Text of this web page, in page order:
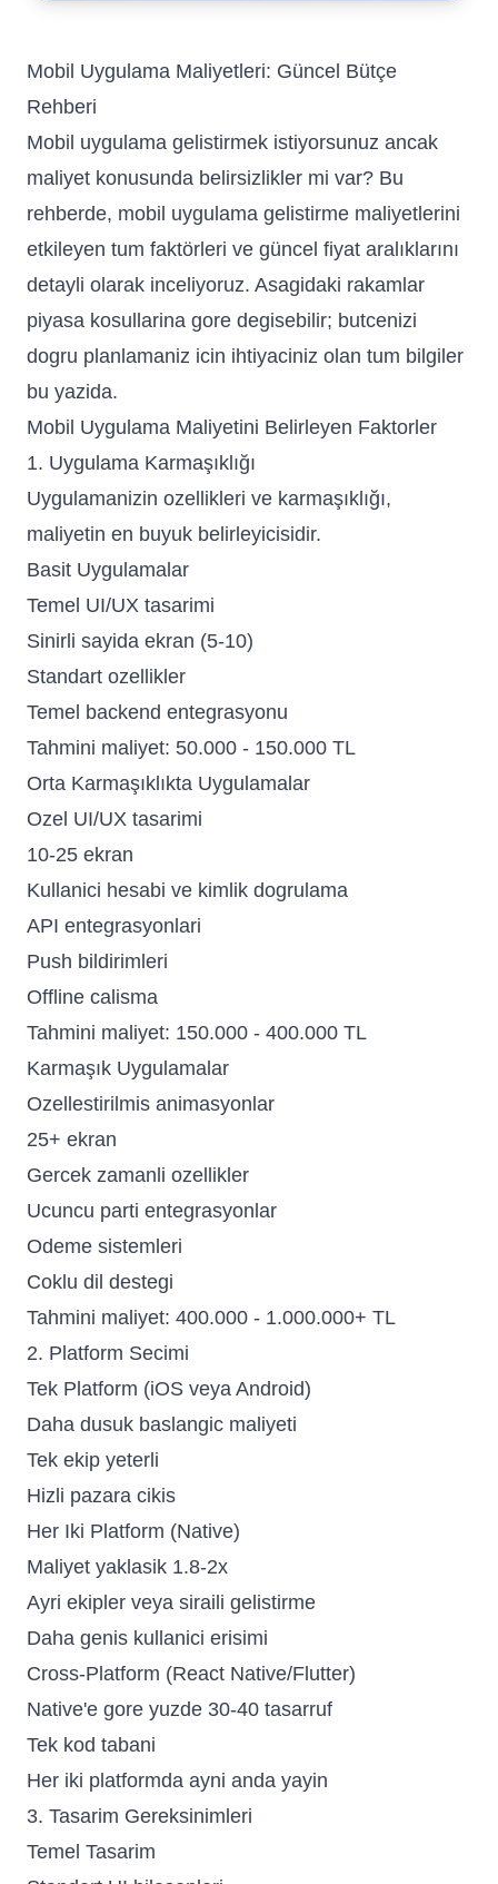
Mobil Uygulama Maliyetleri: Güncel Bütçe
Rehberi
Mobil uygulama gelistirmek istiyorsunuz ancak
maliyet konusunda belirsizlikler mi var? Bu
rehberde, mobil uygulama gelistirme maliyetlerini
etkileyen tum faktörleri ve güncel fiyat aralıklarını
detayli olarak inceliyoruz. Asagidaki rakamlar
piyasa kosullarina gore degisebilir; butcenizi
dogru planlamaniz icin ihtiyaciniz olan tum bilgiler
bu yazida.
Mobil Uygulama Maliyetini Belirleyen Faktorler
1. Uygulama Karmaşıklığı
Uygulamanizin ozellikleri ve karmaşıklığı,
maliyetin en buyuk belirleyicisidir.
Basit Uygulamalar
Temel UI/UX tasarimi
Sinirli sayida ekran (5-10)
Standart ozellikler
Temel backend entegrasyonu
Tahmini maliyet: 50.000 - 150.000 TL
Orta Karmaşıklıkta Uygulamalar
Ozel UI/UX tasarimi
10-25 ekran
Kullanici hesabi ve kimlik dogrulama
API entegrasyonlari
Push bildirimleri
Offline calisma
Tahmini maliyet: 150.000 - 400.000 TL
Karmaşık Uygulamalar
Ozellestirilmis animasyonlar
25+ ekran
Gercek zamanli ozellikler
Ucuncu parti entegrasyonlar
Odeme sistemleri
Coklu dil destegi
Tahmini maliyet: 400.000 - 1.000.000+ TL
2. Platform Secimi
Tek Platform (iOS veya Android)
Daha dusuk baslangic maliyeti
Tek ekip yeterli
Hizli pazara cikis
Her Iki Platform (Native)
Maliyet yaklasik 1.8-2x
Ayri ekipler veya siraili gelistirme
Daha genis kullanici erisimi
Cross-Platform (React Native/Flutter)
Native'e gore yuzde 30-40 tasarruf
Tek kod tabani
Her iki platformda ayni anda yayin
3. Tasarim Gereksinimleri
Temel Tasarim